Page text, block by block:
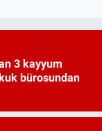
3 kayyum
bürosundan